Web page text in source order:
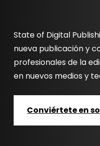
State of Digital
nueva publicación y
profesionales de la
en nuevos medios y
Conviértete en